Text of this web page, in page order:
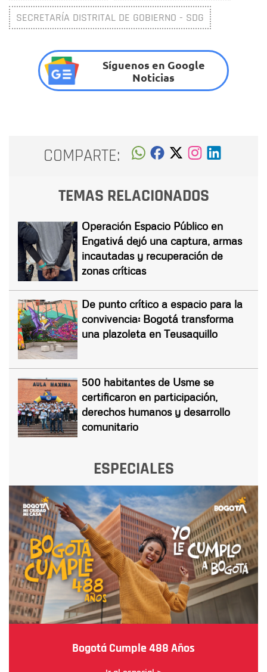
SECRETARÍA DISTRITAL DE GOBIERNO - SDG
Síguenos en Google
Noticias
COMPARTE:
TEMAS RELACIONADOS
Operación Espacio Público en
Engativá dejó una captura, armas
incautadas y recuperación de
zonas críticas
De punto crítico a espacio para la
convivencia: Bogotá transforma
una plazoleta en Teusaquillo
500 habitantes de Usme se
certificaron en participación,
derechos humanos y desarrollo
comunitario
ESPECIALES
Bogotá Cumple 488 Años